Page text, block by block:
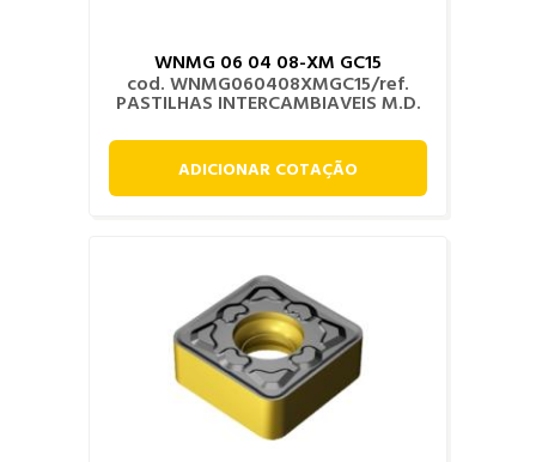
WNMG 06 04 08-XM GC15
cod. WNMG060408XMGC15/ref.
PASTILHAS INTERCAMBIAVEIS M.D.
ADICIONAR COTAÇÃO